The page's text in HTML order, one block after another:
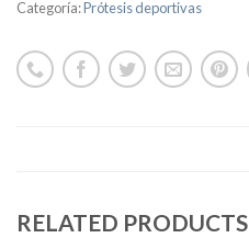
Categoría:Prótesis deportivas
RELATED PRODUCTS